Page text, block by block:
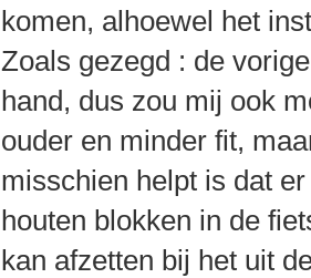
komen, alhoewel het
Zoals gezegd : de
hand, dus zou mij ook
ouder en minder fit,
misschien helpt is dat
houten blokken in de
kan afzetten bij het uit